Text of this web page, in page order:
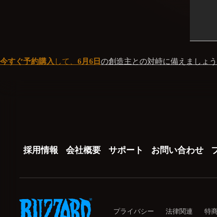
今すぐ予約購入 して、 6月 6 日 の創造主との対峙に備えましょ